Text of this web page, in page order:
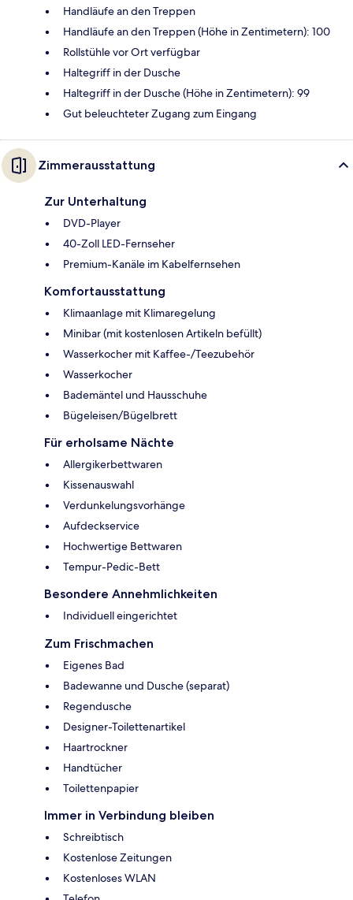
Handläufe an den Treppen
Handläufe an den Treppen (Höhe in Zentimetern): 100
Rollstühle vor Ort verfügbar
Haltegriff in der Dusche
Haltegriff in der Dusche (Höhe in Zentimetern): 99
Gut beleuchteter Zugang zum Eingang
Zimmerausstattung
Zur Unterhaltung
DVD-Player
40-Zoll LED-Fernseher
Premium-Kanäle im Kabelfernsehen
Komfortausstattung
Klimaanlage mit Klimaregelung
Minibar (mit kostenlosen Artikeln befüllt)
Wasserkocher mit Kaffee-/Teezubehör
Wasserkocher
Bademäntel und Hausschuhe
Bügeleisen/Bügelbrett
Für erholsame Nächte
Allergikerbettwaren
Kissenauswahl
Verdunkelungsvorhänge
Aufdeckservice
Hochwertige Bettwaren
Tempur-Pedic-Bett
Besondere Annehmlichkeiten
Individuell eingerichtet
Zum Frischmachen
Eigenes Bad
Badewanne und Dusche (separat)
Regendusche
Designer-Toilettenartikel
Haartrockner
Handtücher
Toilettenpapier
Immer in Verbindung bleiben
Schreibtisch
Kostenlose Zeitungen
Kostenloses WLAN